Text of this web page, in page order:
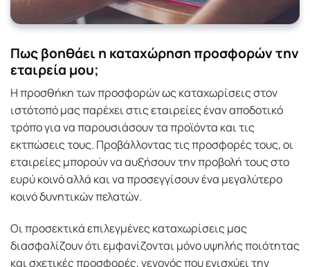
Πως βοηθάει η καταχώρηση προσφορών την
εταιρεία μου;
Η προσθήκη των προσφορών ως καταχωρίσεις στον
ιστότοπό μας παρέχει στις εταιρείες έναν αποδοτικό
τρόπο για να παρουσιάσουν τα προϊόντα και τις
εκτπώσεις τους. Προβάλλοντας τις προσφορές τους, οι
εταιρείες μπορούν να αυξήσουν την προβολή τους στο
ευρύ κοινό αλλά και να προσεγγίσουν ένα μεγαλύτερο
κοινό δυνητικών πελατών.
Οι προσεκτικά επιλεγμένες καταχωρίσεις μας
διασφαλίζουν ότι εμφανίζονται μόνο υψηλής ποιότητας
και σχετικές προσφορές, γεγονός που ενισχύει την